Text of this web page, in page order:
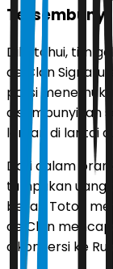
Tersembunyi
Diketahui, tim
de’Clan
polisi
disembunyikan
lemari di lantai
Dari dalam
tumpukan uang
besar. Totok
de’Clan
dikonversi ke